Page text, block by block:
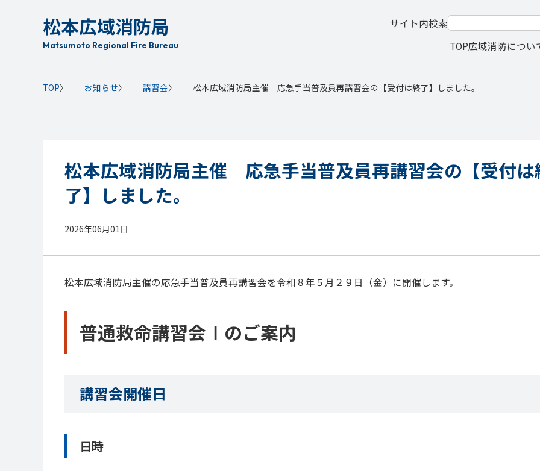
松本広域消防局
Matsumoto Regional Fire Bureau
サイト内検索
TOP広域消防につい
TOP お知らせ 講習会 松本広域消防局主催 応急手当普及員再講習会の【受付は終了】しました。
松本広域消防局主催 応急手当普及員再講習会の【受付は
了】しました。
2026年06月01日
松本広域消防局主催の応急手当普及員再講習会を令和８年５月２９日（金）に開催します。
普通救命講習会Ⅰのご案内
講習会開催日
日時